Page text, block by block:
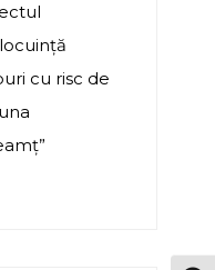
cu risc de